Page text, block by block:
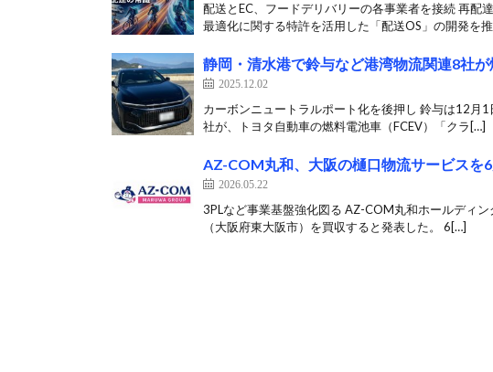
配送とEC、フードデリバリーの各事業者を接続 再配
最適化に関する特許を活用した「配送OS」の開発を
静岡・清水港で鈴与など港湾物流関連8社
2025.12.02
カーボンニュートラルポート化を後押し 鈴与は12月
社が、トヨタ自動車の燃料電池車（FCEV）「クラ[…]
AZ-COM丸和、大阪の樋口物流サービスを
2026.05.22
3PLなど事業基盤強化図る AZ-COM丸和ホールディ
（大阪府東大阪市）を買収すると発表した。 6[…]